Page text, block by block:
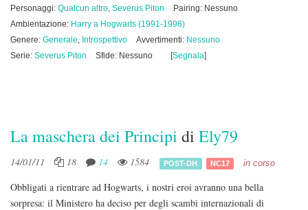
Personaggi: Qualcun altro, Severus Piton
Pairing: Nessuno
Ambientazione: Harry a Hogwarts (1991-1998)
Genere: Generale, Introspettivo Avvertimenti: Nessuno
Serie: Severus Piton Sfide: Nessuno [Segnala]
La maschera dei Principi di Ely79
14/01/11 18 14 1584 POST-DH NC17 in corso
Obbligati a rientrare ad Hogwarts, i nostri eroi avranno una bella
sorpresa: il Ministero ha deciso per degli scambi internazionali di